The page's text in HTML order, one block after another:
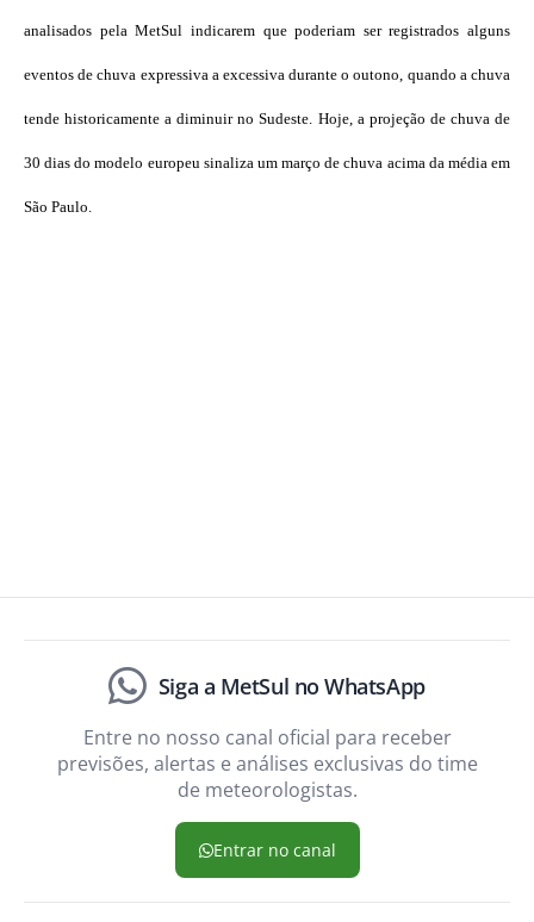
analisados pela MetSul indicarem que poderiam ser registrados alguns
eventos de chuva expressiva a excessiva durante o outono, quando a chuva
tende historicamente a diminuir no Sudeste. Hoje, a projeção de chuva de
30 dias do modelo europeu sinaliza um março de chuva acima da média em
São Paulo.
Siga a MetSul no WhatsApp
Entre no nosso canal oficial para receber
previsões, alertas e análises exclusivas do time
de meteorologistas.
Entrar no canal